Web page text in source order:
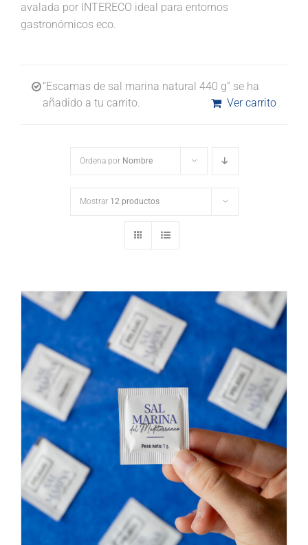
avalada por INTERECO ideal para entornos
gastronómicos eco.
“Escamas de sal marina natural 440 g” se ha
añadido a tu carrito.
Ver carrito
Ordena por Nombre
Mostrar 12 productos